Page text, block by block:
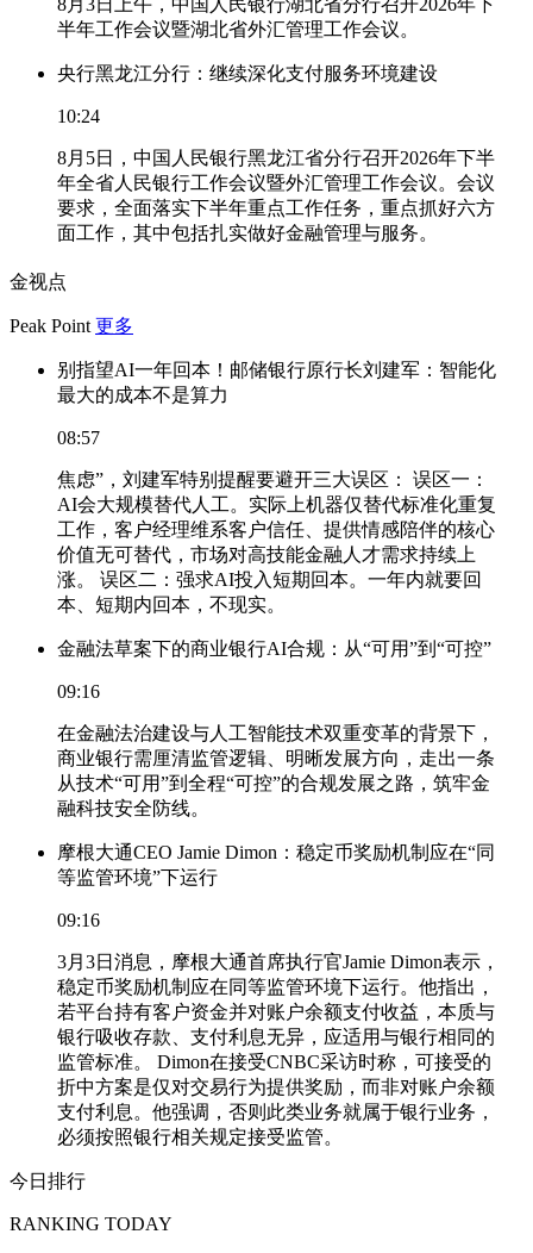
半年工作会议暨湖北省外汇管理工作会议。
央行黑龙江分行：继续深化支付服务环境建设
10:24
8月5日，中国人民银行黑龙江省分行召开2026年下半
年全省人民银行工作会议暨外汇管理工作会议。会议
要求，全面落实下半年重点工作任务，重点抓好六方
面工作，其中包括扎实做好金融管理与服务。
金视点
Peak Point 更多
别指望AI一年回本！邮储银行原行长刘建军：智能化
最大的成本不是算力
08:57
焦虑”，刘建军特别提醒要避开三大误区： 误区一：
AI会大规模替代人工。实际上机器仅替代标准化重复
工作，客户经理维系客户信任、提供情感陪伴的核心
价值无可替代，市场对高技能金融人才需求持续上
涨。 误区二：强求AI投入短期回本。一年内就要回
本、短期内回本，不现实。
金融法草案下的商业银行AI合规：从“可用”到“可控”
09:16
在金融法治建设与人工智能技术双重变革的背景下，
商业银行需厘清监管逻辑、明晰发展方向，走出一条
从技术“可用”到全程“可控”的合规发展之路，筑牢金
融科技安全防线。
摩根大通CEO Jamie Dimon：稳定币奖励机制应在“同
等监管环境”下运行
09:16
3月3日消息，摩根大通首席执行官Jamie Dimon表示，
稳定币奖励机制应在同等监管环境下运行。他指出，
若平台持有客户资金并对账户余额支付收益，本质与
银行吸收存款、支付利息无异，应适用与银行相同的
监管标准。 Dimon在接受CNBC采访时称，可接受的
折中方案是仅对交易行为提供奖励，而非对账户余额
支付利息。他强调，否则此类业务就属于银行业务，
必须按照银行相关规定接受监管。
今日排行
RANKING TODAY